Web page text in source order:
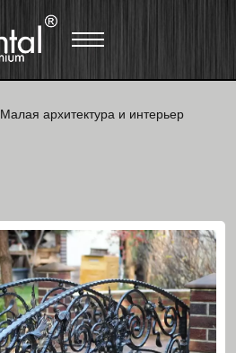
Малая архитектура и интерьер